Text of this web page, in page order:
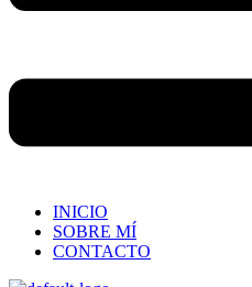
INICIO
SOBRE MÍ
CONTACTO